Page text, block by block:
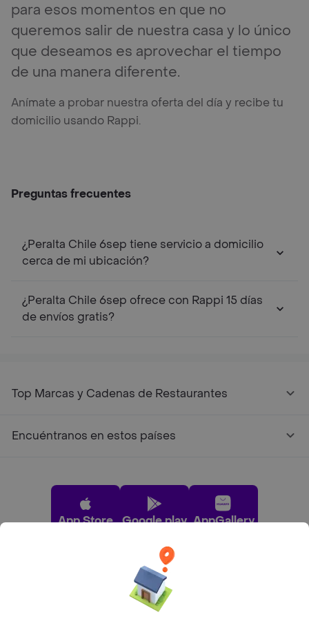
para esos momentos en que no
queremos salir de nuestra casa y lo único
que deseamos es aprovechar el tiempo
de una manera diferente.
Anímate a probar nuestra oferta del día y recibe tu
domicilio usando Rappi.
Preguntas frecuentes
¿Peralta Chile 6sep tiene servicio a domicilio
cerca de mi ubicación?
¿Peralta Chile 6sep ofrece con Rappi 15 días
de envíos gratis?
Top Marcas y Cadenas de Restaurantes
Encuéntranos en estos países
App Store Google play AppGallery
Pide tu comida favorita cerca de ti